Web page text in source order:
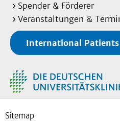
Spender & Förderer
Veranstaltungen &
International Patients
Sitemap